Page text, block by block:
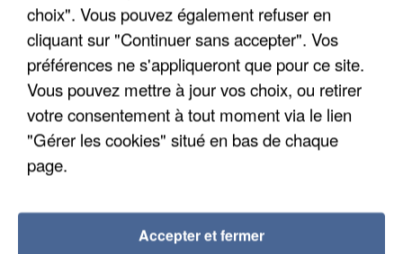
L’UN DES FONDATEURS SUPPOSÉS DE LA DZ
choix". Vous pouvez également refuser en
cliquant sur "Continuer sans accepter". Vos
préférences ne s'appliqueront que pour ce site.
Vous pouvez mettre à jour vos choix, ou retirer
votre consentement à tout moment via le lien
"Gérer les cookies" situé en bas de chaque
page.
Accepter et fermer